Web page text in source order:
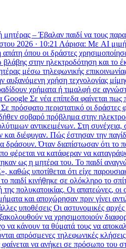
Έβαλαν παιδί να τους
2026 · 10:21 Λάρισα: Με AI
όπου οι δράστες
βλάβης στην ηλεκτροδότηση και
μέσω τηλεφωνικής
χρήση τεχνολογίας
χρήματα ή τιμαλφή σε
Σε νέα επίπεδα φαίνεται πως
πρόσφατο περιστατικό οι
σοβαρό πρόβλημα στην
αντικειμένων. Στη
διέφυγαν. Πώς έστησαν την
Όταν διαπίστωσαν ότι το
να κατάφεραν να
ως η μητέρα του. Το παιδί
υποτίθεται ότι είχε
παιδί κινήθηκε σε ολόκληρο το
πολυκατοικίας. Οι απατεώνες, οι
και αποχώρησαν πριν γίνει
υποθέσεις Οι αστυνομικές
να χρησιμοποιούν
να κάνουν τα θύματά τους να
απρόσμενες τηλεφωνικές
να ανήκει σε πρόσωπο του